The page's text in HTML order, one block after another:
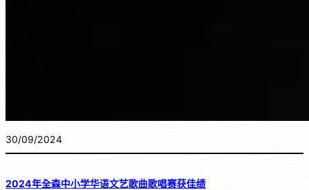
30/09/2024
2024年全森中小学华语文艺歌曲歌唱赛获佳绩